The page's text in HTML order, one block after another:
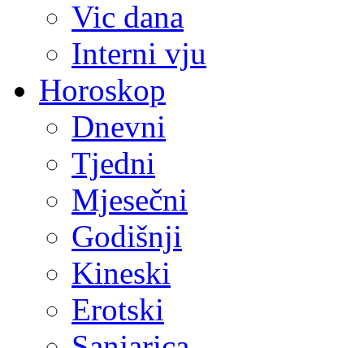
Vic dana
Interni vju
Horoskop
Dnevni
Tjedni
Mjesečni
Godišnji
Kineski
Erotski